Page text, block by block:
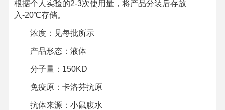
根据个人实验的2-3次使用量，将产品分装后存放
入-20℃存储。
浓度：见每批所示
产品形态：液体
分子量：150KD
免疫原：卡洛芬抗原
抗体来源：小鼠腹水